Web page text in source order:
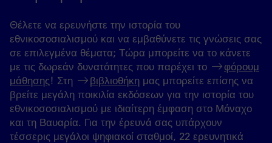
Θέλετε να ερευνήστε την ιστορία του
εθνικοσοσιαλισμού και να εμβαθύνετε τις γνώσεις σας
σε επιλεγμένα θέματα; Τώρα μπορείτε να το κάνετε
με τις δωρεάν δυνατότητες που παρέχει το
φόρουμ
μάθησης! Στη βιβλιοθήκη μας μπορείτε επίσης να
βρείτε μεγάλη ποικιλία εκδόσεων για την ιστορία του
εθνικοσοσιαλισμού με ιδιαίτερη έμφαση στο Μόναχο
και τη Βαυαρία. Για την έρευνά σας υπάρχουν
τέσσερις μεγάλοι ψηφιακοί σταθμοί, 22 ερευνητικά